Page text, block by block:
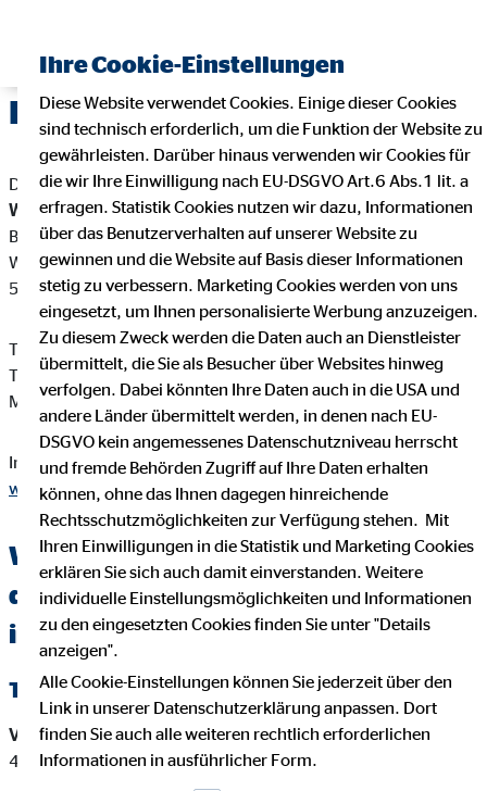
Impressum
Dieser Internetauftritt ist ein Angebot von:
Wolfgang Schröck
Bezirksdirektor für die OVB Vermögensberatung AG
Walporzheimer Str. 88
53474 Ahrweiler
Telefon: +49 2641 36012
Telefax: +49 2641 5721
Mail:schroeck@ovb.de
Internet:https://www.ovb.de/finanzberater/ahrweiler-
wolfgang-schroeck.html
Wichtige Kundeninformationen über
den OVB Berater Wolfgang Schröck
in Ahrweiler
Tätigkeitsart
Versicherungsvermittler-Registernummer:D-DMFY-0AZEF-
47
Ihre Cookie-Einstellungen
Diese Website verwendet Cookies. Einige dieser Cookies
sind technisch erforderlich, um die Funktion der Website zu
gewährleisten. Darüber hinaus verwenden wir Cookies für
die wir Ihre Einwilligung nach EU-DSGVO Art.6 Abs.1 lit. a
erfragen. Statistik Cookies nutzen wir dazu, Informationen
über das Benutzerverhalten auf unserer Website zu
gewinnen und die Website auf Basis dieser Informationen
stetig zu verbessern. Marketing Cookies werden von uns
eingesetzt, um Ihnen personalisierte Werbung anzuzeigen.
Zu diesem Zweck werden die Daten auch an Dienstleister
übermittelt, die Sie als Besucher über Websites hinweg
verfolgen. Dabei könnten Ihre Daten auch in die USA und
andere Länder übermittelt werden, in denen nach EU-
DSGVO kein angemessenes Datenschutzniveau herrscht
und fremde Behörden Zugriff auf Ihre Daten erhalten
können, ohne das Ihnen dagegen hinreichende
Rechtsschutzmöglichkeiten zur Verfügung stehen. Mit
Ihren Einwilligungen in die Statistik und Marketing Cookies
erklären Sie sich auch damit einverstanden. Weitere
individuelle Einstellungsmöglichkeiten und Informationen
zu den eingesetzten Cookies finden Sie unter "Details
anzeigen".
Alle Cookie-Einstellungen können Sie jederzeit über den
Link in unserer Datenschutzerklärung anpassen. Dort
finden Sie auch alle weiteren rechtlich erforderlichen
Informationen in ausführlicher Form.